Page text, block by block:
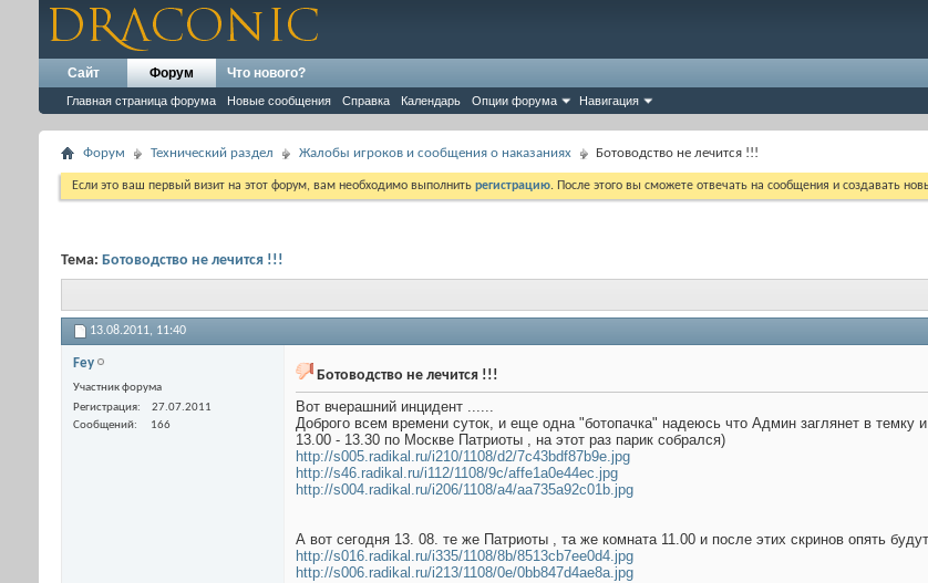
Сайт Форум
Главная страница форума Новые сообщения Справка Календарь Опции форума Навигация
Что нового?
Форум Технический раздел Жалобы игроков и сообщения о наказаниях Ботоводство не лечится !!!
Если это ваш первый визит на этот форум, вам необходимо выполнить регистрацию. После этого вы сможете отвечать на сообщения и создавать
Тема: Ботоводство не лечится !!!
13.08.2011, 11:40
Fey
Участник форума
Регистрация
27.07.2011
Сообщений
166
Ботоводство не лечится !!!
Вот вчерашний инцидент ......
Доброго всем времени суток, и еще одна "ботопачка" надеюсь что Админ заглянет в темку
13.00 - 13.30 по Москве Патриоты , на этот раз парик собрался)
http://s005.radikal.ru/i210/1108/d2/7c43bdf87b9e.jpg
http://s46.radikal.ru/i112/1108/9c/affe1a0e44ec.jpg
http://s004.radikal.ru/i206/1108/a4/aa735a92c01b.jpg
А вот сегодня 13. 08. те же Патриоты , та же комната 11.00 и после этих скринов опять
http://s016.radikal.ru/i335/1108/8b/8513cb7ee0d4.jpg
http://s006.radikal.ru/i213/1108/0e/0bb847d4ae8a.jpg